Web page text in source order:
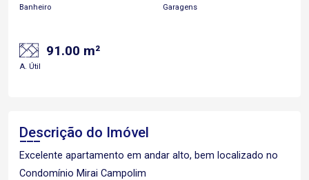
Banheiro Garagens
91.00 m²
A. Útil
Descrição do Imóvel
Excelente apartamento em andar alto, bem localizado no
Condomínio Mirai Campolim